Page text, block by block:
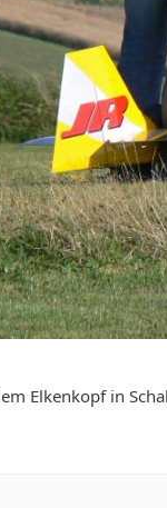
Elkenkopf in